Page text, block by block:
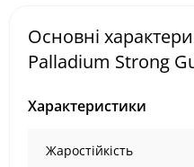
Основні
Palladium Strong
Характеристики
Жаростійкість